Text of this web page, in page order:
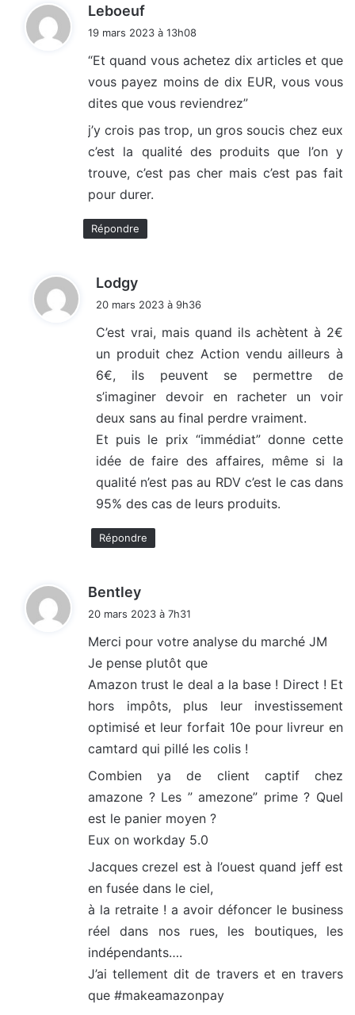
Leboeuf
i
:
19 mars 2023 à 13h08
“Et quand vous achetez dix articles et que
vous payez moins de dix EUR, vous vous
dites que vous reviendrez”
j’y crois pas trop, un gros soucis chez eux
c’est la qualité des produits que l’on y
trouve, c’est pas cher mais c’est pas fait
pour durer.
Répondre
Lodgy
:
20 mars 2023 à 9h36
C’est vrai, mais quand ils achètent à 2€
un produit chez Action vendu ailleurs à
6€, ils peuvent se permettre de
s’imaginer devoir en racheter un voir
deux sans au final perdre vraiment.
Et puis le prix “immédiat” donne cette
idée de faire des affaires, même si la
qualité n’est pas au RDV c’est le cas dans
95% des cas de leurs produits.
Répondre
Bentley
i
:
20 mars 2023 à 7h31
Merci pour votre analyse du marché JM
Je pense plutôt que
Amazon trust le deal a la base ! Direct ! Et
hors impôts, plus leur investissement
optimisé et leur forfait 10e pour livreur en
camtard qui pillé les colis !
Combien ya de client captif chez
amazone ? Les ” amezone” prime ? Quel
est le panier moyen ?
Eux on workday 5.0
Jacques crezel est à l’ouest quand jeff est
en fusée dans le ciel,
à la retraite ! a avoir défoncer le business
réel dans nos rues, les boutiques, les
indépendants….
J’ai tellement dit de travers et en travers
que #makeamazonpay